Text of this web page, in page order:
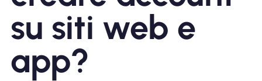
Utilizzando una eSIM
Per affari
su siti web e
app?